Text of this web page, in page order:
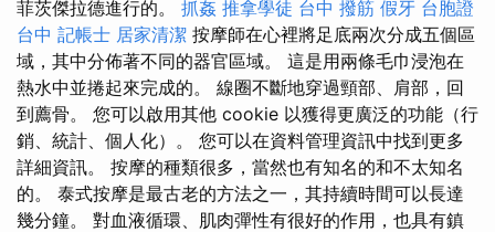
菲茨傑拉德進行的。 抓姦 推拿學徒 台中 撥筋 假牙 台胞證
台中 記帳士 居家清潔 按摩師在心裡將足底兩次分成五個區
域，其中分佈著不同的器官區域。 這是用兩條毛巾浸泡在
熱水中並捲起來完成的。 線圈不斷地穿過頸部、肩部，回
到薦骨。 您可以啟用其他 cookie 以獲得更廣泛的功能（行
銷、統計、個人化）。 您可以在資料管理資訊中找到更多
詳細資訊。 按摩的種類很多，當然也有知名的和不太知名
的。 泰式按摩是最古老的方法之一，其持續時間可以長達
幾分鐘。 對血液循環、肌肉彈性有很好的作用，也具有鎮